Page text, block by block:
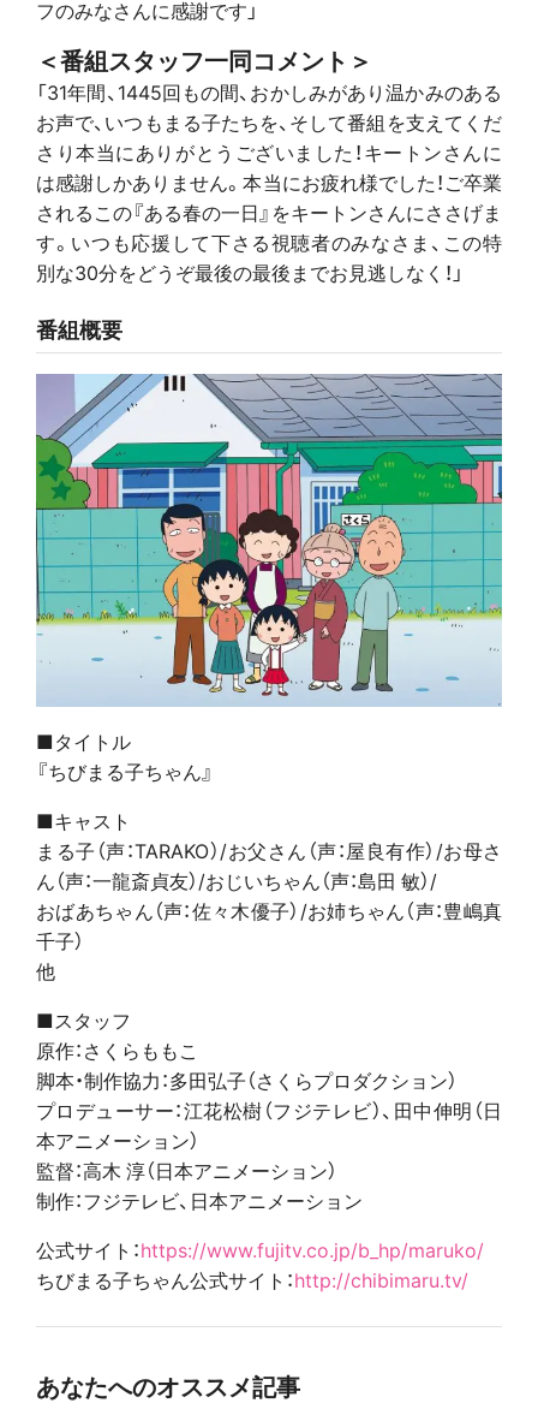
フのみなさんに感謝です」
＜番組スタッフ一同コメント＞
「31年間、1445回もの間、おかしみがあり温かみのある
お声で、いつもまる子たちを、そして番組を支えてくだ
さり本当にありがとうございました！キートンさんに
は感謝しかありません。本当にお疲れ様でした！ご卒業
されるこの『ある春の一日』をキートンさんにささげま
す。いつも応援して下さる視聴者のみなさま、この特
別な30分をどうぞ最後の最後までお見逃しなく！」
番組概要
■タイトル
『ちびまる子ちゃん』
■キャスト
まる子（声：TARAKO）/お父さん（声：屋良有作）/お母さ
ん（声：一龍斎貞友）/おじいちゃん（声：島田 敏）/
おばあちゃん（声：佐々木優子）/お姉ちゃん（声：豊嶋真
千子）
他
■スタッフ
原作：さくらももこ
脚本・制作協力：多田弘子（さくらプロダクション）
プロデューサー：江花松樹（フジテレビ）、田中伸明（日
本アニメーション）
監督：高木 淳（日本アニメーション）
制作：フジテレビ、日本アニメーション
公式サイト：https://www.fujitv.co.jp/b_hp/maruko/
ちびまる子ちゃん公式サイト：http://chibimaru.tv/
あなたへのオススメ記事